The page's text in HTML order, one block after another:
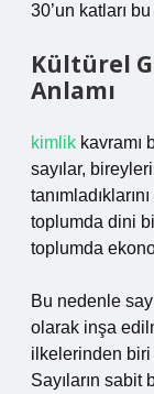
30’un katları
Kültürel
Anlamı
kimlik kavramı
sayılar,
toplumda dini
toplumda
Bu nedenle
olarak inşa
ilkelerinden
Sayıların sabit